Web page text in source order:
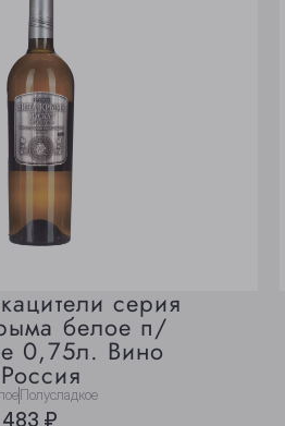
серия
белое п/
0,75л. Вино
Россия
Полусладкое
483 ₽